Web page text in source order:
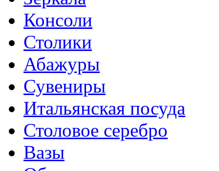
Консоли
Столики
Абажуры
Сувениры
Итальянская посуда
Столовое серебро
Вазы